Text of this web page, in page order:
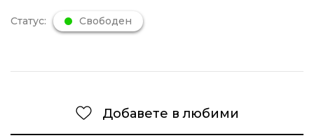
Статус: Свободен
Добавете в любими